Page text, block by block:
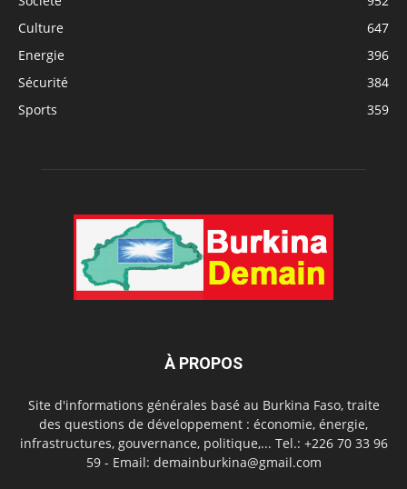
Culture
647
Energie
396
Sécurité
384
Sports
359
À PROPOS
Site d'informations générales basé au Burkina Faso, traite
des questions de développement : économie, énergie,
infrastructures, gouvernance, politique,... Tel.: +226 70 33 96
59 - Email: demainburkina@gmail.com